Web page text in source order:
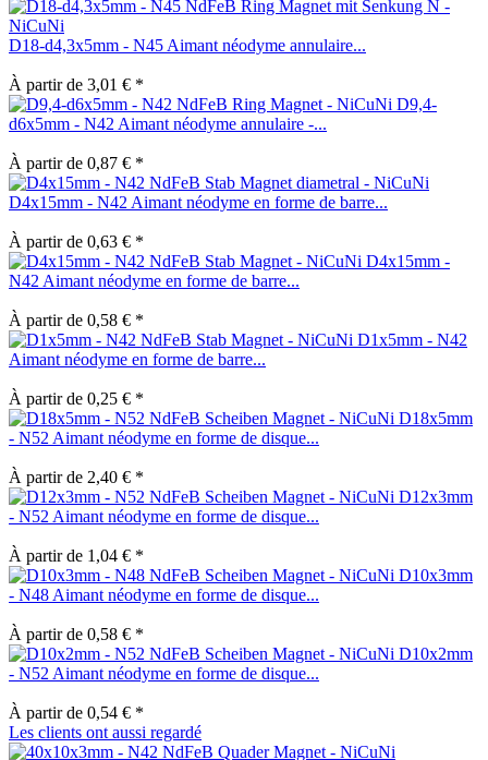
D18-d4,3x5mm - N45 Aimant néodyme annulaire...
À partir de 3,01 € *
D9,4-
d6x5mm - N42 Aimant néodyme annulaire -...
À partir de 0,87 € *
D4x15mm - N42 Aimant néodyme en forme de barre...
À partir de 0,63 € *
D4x15mm -
N42 Aimant néodyme en forme de barre...
À partir de 0,58 € *
D1x5mm - N42
Aimant néodyme en forme de barre...
À partir de 0,25 € *
D18x5mm
- N52 Aimant néodyme en forme de disque...
À partir de 2,40 € *
D12x3mm
- N52 Aimant néodyme en forme de disque...
À partir de 1,04 € *
D10x3mm
- N48 Aimant néodyme en forme de disque...
À partir de 0,58 € *
D10x2mm
- N52 Aimant néodyme en forme de disque...
À partir de 0,54 € *
Les clients ont aussi regardé